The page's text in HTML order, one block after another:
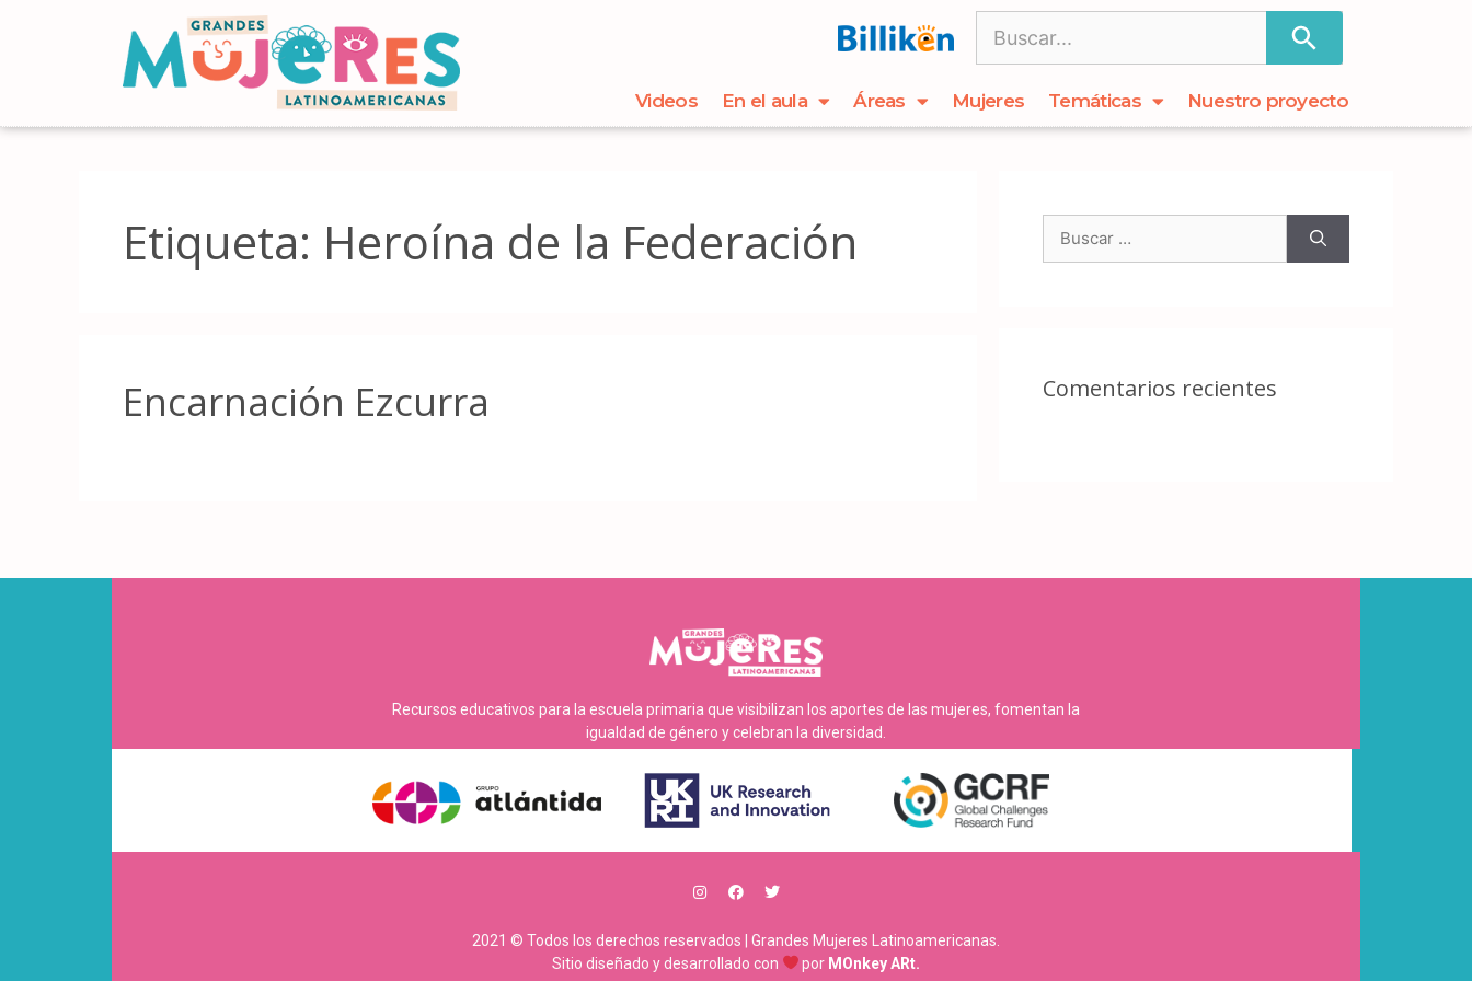
Videos En el aula Áreas Mujeres Temáticas Nuestro proyecto
Etiqueta: Heroína de la Federación
Encarnación Ezcurra Comentarios recientes
Recursos educativos para la escuela primaria que visibilizan los aportes de las mujeres, fomentan la
igualdad de género y celebran la diversidad.
2021 © Todos los derechos reservados | Grandes Mujeres Latinoamericanas.
Sitio diseñado y desarrollado con
por MOnkey ARt.